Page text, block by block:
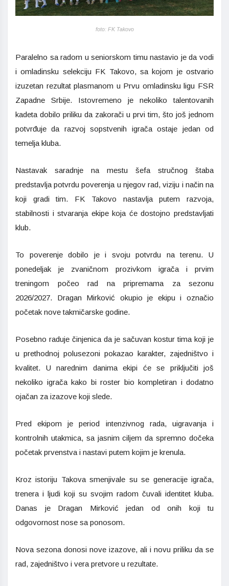
foto: FK Takovo
Paralelno sa radom u seniorskom timu nastavio je da vodi
i omladinsku selekciju FK Takovo, sa kojom je ostvario
izuzetan rezultat plasmanom u Prvu omladinsku ligu FSR
Zapadne Srbije. Istovremeno je nekoliko talentovanih
kadeta dobilo priliku da zakorači u prvi tim, što još jednom
potvrđuje da razvoj sopstvenih igrača ostaje jedan od
temelja kluba.
Nastavak saradnje na mestu šefa stručnog štaba
predstavlja potvrdu poverenja u njegov rad, viziju i način na
koji gradi tim. FK Takovo nastavlja putem razvoja,
stabilnosti i stvaranja ekipe koja će dostojno predstavljati
klub.
To poverenje dobilo je i svoju potvrdu na terenu. U
ponedeljak je zvaničnom prozivkom igrača i prvim
treningom počeo rad na pripremama za sezonu
2026/2027. Dragan Mirković okupio je ekipu i označio
početak nove takmičarske godine.
Posebno raduje činjenica da je sačuvan kostur tima koji je
u prethodnoj polusezoni pokazao karakter, zajedništvo i
kvalitet. U narednim danima ekipi će se priključiti još
nekoliko igrača kako bi roster bio kompletiran i dodatno
ojačan za izazove koji slede.
Pred ekipom je period intenzivnog rada, uigravanja i
kontrolnih utakmica, sa jasnim ciljem da spremno dočeka
početak prvenstva i nastavi putem kojim je krenula.
Kroz istoriju Takova smenjivale su se generacije igrača,
trenera i ljudi koji su svojim radom čuvali identitet kluba.
Danas je Dragan Mirković jedan od onih koji tu
odgovornost nose sa ponosom.
Nova sezona donosi nove izazove, ali i novu priliku da se
rad, zajedništvo i vera pretvore u rezultate.